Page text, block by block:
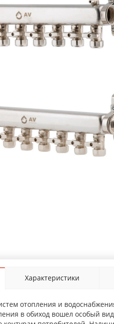
Характеристики
отопления и
в обиход вошел особый